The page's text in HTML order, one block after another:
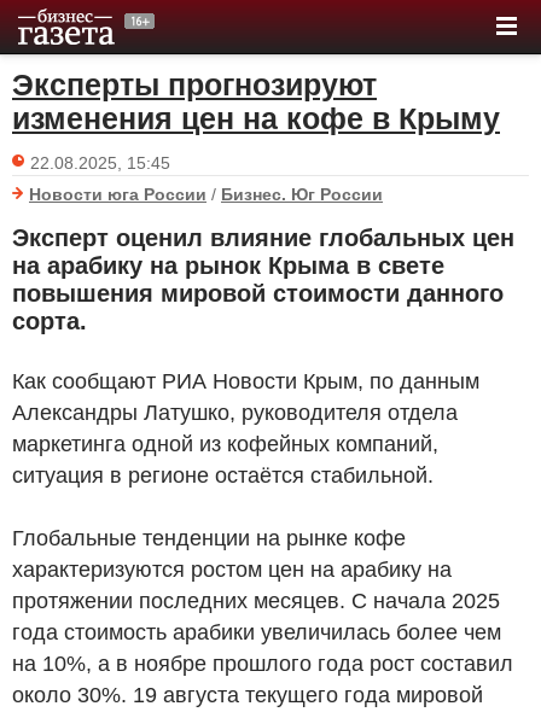
Эксперты прогнозируют
изменения цен на кофе в Крыму
22.08.2025, 15:45
Новости юга России / Бизнес. Юг России
Эксперт оценил влияние глобальных цен
на арабику на рынок Крыма в свете
повышения мировой стоимости данного
сорта.
Как сообщают РИА Новости Крым, по данным
Александры Латушко, руководителя отдела
маркетинга одной из кофейных компаний,
ситуация в регионе остаётся стабильной.
Глобальные тенденции на рынке кофе
характеризуются ростом цен на арабику на
протяжении последних месяцев. С начала 2025
года стоимость арабики увеличилась более чем
на 10%, а в ноябре прошлого года рост составил
около 30%. 19 августа текущего года мировой